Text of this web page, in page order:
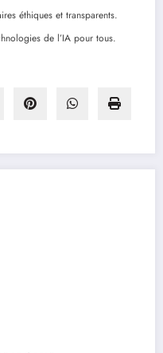
éthiques et transparents.
de l’IA pour tous.